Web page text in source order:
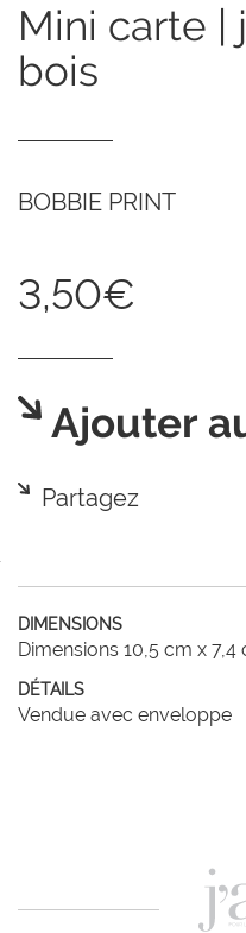
mini carte | jacynthe des
bois
BOBBIE PRINT
3,50€
Ajouter
Partagez
DIMENSIONS
Dimensions 10,5 cm x 7,4
DÉTAILS
Vendue avec enveloppe